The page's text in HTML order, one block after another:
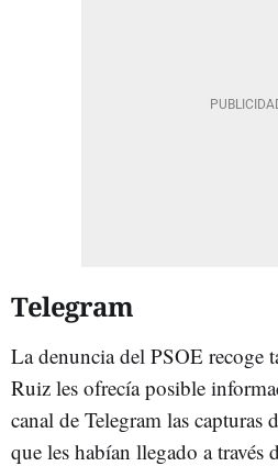
Telegram
La denuncia del PSOE recoge
Ruiz les ofrecía posible
canal de Telegram las capturas
que les habían llegado a través